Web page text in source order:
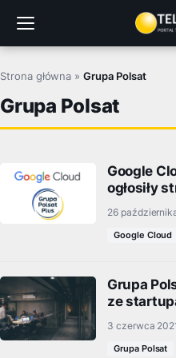
treści
Strona główna »Grupa Polsat
Grupa Polsat
Google
ogłosiły
26
Google Cloud
Grupa
ze
3 czerwca
Grupa Polsat